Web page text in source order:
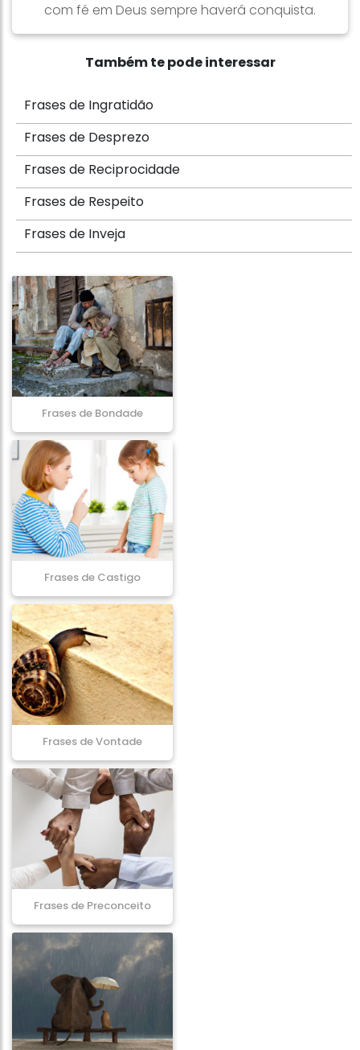
com fé em Deus sempre haverá conquista.
Também te pode interessar
Frases de Ingratidão
Frases de Desprezo
Frases de Reciprocidade
Frases de Respeito
Frases de Inveja
Frases de Bondade
Frases de Castigo
Frases de Vontade
Frases de Preconceito